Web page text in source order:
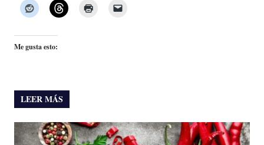
Me gusta esto:
LEER MÁS